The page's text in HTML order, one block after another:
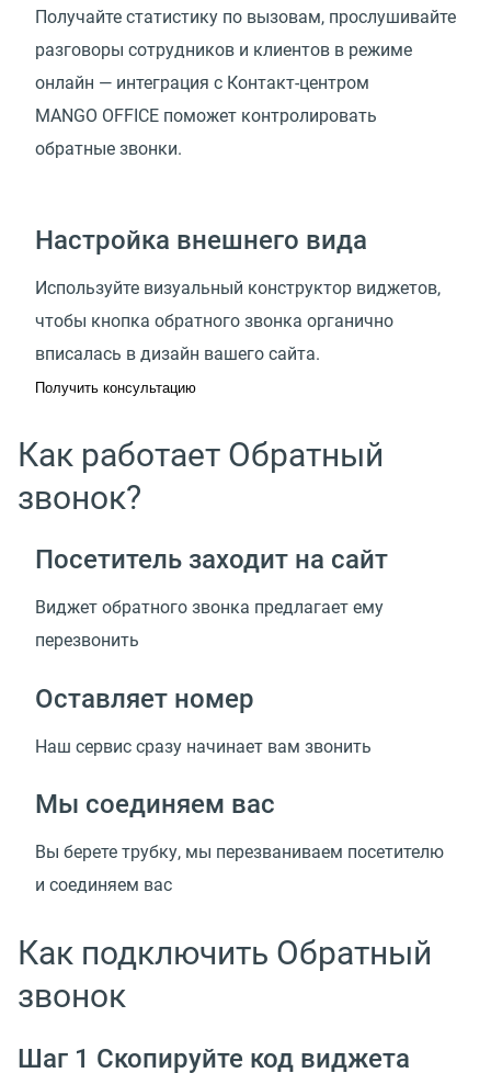
Получайте статистику по вызовам, прослушивайте
разговоры сотрудников и клиентов в режиме
онлайн — интеграция с Контакт-центром
MANGO OFFICE поможет контролировать
обратные звонки.
Настройка внешнего вида
Используйте визуальный конструктор виджетов,
чтобы кнопка обратного звонка органично
вписалась в дизайн вашего сайта.
Получить консультацию
Как работает Обратный
звонок?
Посетитель заходит на сайт
Виджет обратного звонка предлагает ему
перезвонить
Оставляет номер
Наш сервис сразу начинает вам звонить
Мы соединяем вас
Вы берете трубку, мы перезваниваем посетителю
и соединяем вас
Как подключить Обратный
звонок
Шаг 1 Скопируйте код виджета